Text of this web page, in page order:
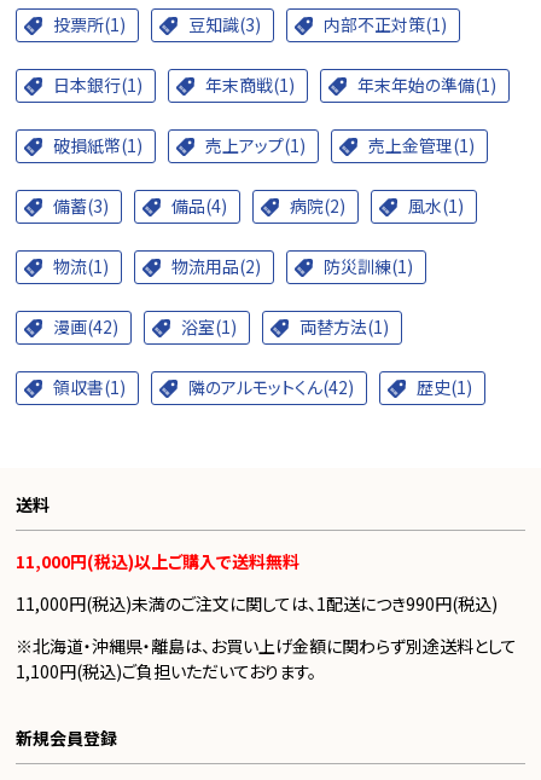
投票所(1) 豆知識(3) 内部不正対策(1)
日本銀行(1) 年末商戦(1) 年末年始の準備(1)
破損紙幣(1) 売上アップ(1) 売上金管理(1)
備蓄(3) 備品(4) 病院(2) 風水(1)
物流(1) 物流用品(2) 防災訓練(1)
漫画(42) 浴室(1) 両替方法(1)
領収書(1) 隣のアルモットくん(42) 歴史(1)
送料
11,000円(税込)以上ご購入で送料無料
11,000円(税込)未満のご注文に関しては、1配送につき990円(税込)
※北海道・沖縄県・離島は、お買い上げ金額に関わらず別途送料として
1,100円(税込)ご負担いただいております。
新規会員登録